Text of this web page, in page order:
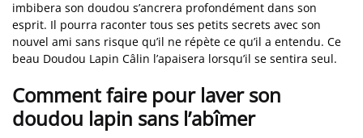
imbibera son doudou s’ancrera profondément dans son
esprit. Il pourra raconter tous ses petits secrets avec son
nouvel ami sans risque qu’il ne répète ce qu’il a entendu. Ce
beau Doudou Lapin Câlin l’apaisera lorsqu’il se sentira seul.
Comment faire pour laver son
doudou lapin sans l’abîmer